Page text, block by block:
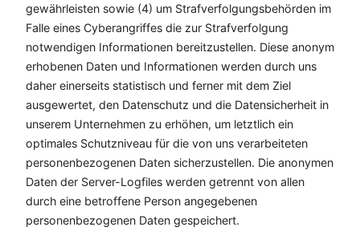
gewährleisten sowie (4) um Strafverfolgungsbehörden im
Falle eines Cyberangriffes die zur Strafverfolgung
notwendigen Informationen bereitzustellen. Diese anonym
erhobenen Daten und Informationen werden durch uns
daher einerseits statistisch und ferner mit dem Ziel
ausgewertet, den Datenschutz und die Datensicherheit in
unserem Unternehmen zu erhöhen, um letztlich ein
optimales Schutzniveau für die von uns verarbeiteten
personenbezogenen Daten sicherzustellen. Die anonymen
Daten der Server-Logfiles werden getrennt von allen
durch eine betroffene Person angegebenen
personenbezogenen Daten gespeichert.